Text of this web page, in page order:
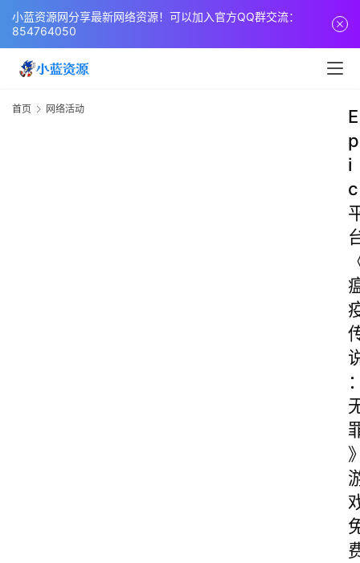
小蓝资源网分享最新网络资源！可以加入官方QQ群交流：
854764050
首页 网络活动
E
p
i
c